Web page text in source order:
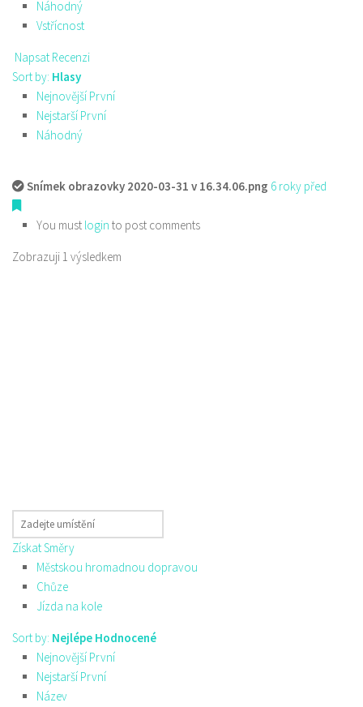
Náhodný
Vstřícnost
Napsat Recenzi
Sort by: Hlasy
Nejnovější První
Nejstarší První
Náhodný
Snímek obrazovky 2020-03-31 v 16.34.06.png 6 roky před
You must login to post comments
Zobrazuji 1 výsledkem
Získat Směry
Městskou hromadnou dopravou
Chůze
Jízda na kole
Sort by: Nejlépe Hodnocené
Nejnovější První
Nejstarší První
Název